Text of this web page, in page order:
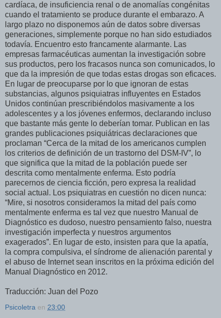
cardíaca, de insuficiencia renal o de anomalías congénitas
cuando el tratamiento se produce durante el embarazo. A
largo plazo no disponemos aún de datos sobre diversas
generaciones, simplemente porque no han sido estudiados
todavía. Encuentro esto francamente alarmante. Las
empresas farmacéuticas aumentan la investigación sobre
sus productos, pero los fracasos nunca son comunicados, lo
que da la impresión de que todas estas drogas son eficaces.
En lugar de preocuparse por lo que ignoran de estas
substancias, algunos psiquiatras influyentes en Estados
Unidos continúan prescribiéndolos masivamente a los
adolescentes y a los jóvenes enfermos, declarando incluso
que bastante más gente lo deberían tomar. Publican en las
grandes publicaciones psiquiátricas declaraciones que
proclaman “Cerca de la mitad de los americanos cumplen
los criterios de definición de un trastorno del DSM-IV”, lo
que significa que la mitad de la población puede ser
descrita como mentalmente enferma. Esto podría
parecernos de ciencia ficción, pero expresa la realidad
social actual. Los psiquiatras en cuestión no dicen nunca:
“Mire, si nosotros consideramos la mitad del país como
mentalmente enferma es tal vez que nuestro Manual de
Diagnóstico es dudoso, nuestro pensamiento falso, nuestra
investigación imperfecta y nuestros argumentos
exagerados”. En lugar de esto, insisten para que la apatía,
la compra compulsiva, el síndrome de alienación parental y
el abuso de Internet sean inscritos en la próxima edición del
Manual Diagnóstico en 2012.
Traducción: Juan del Pozo
Psicoletra en 23:00